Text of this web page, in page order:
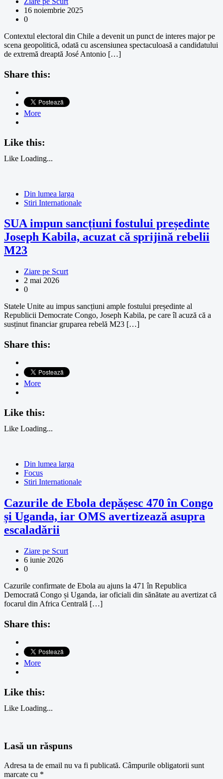
16 noiembrie 2025
0
Contextul electoral din Chile a devenit un punct de interes major pe
scena geopolitică, odată cu ascensiunea spectaculoasă a candidatului
de extremă dreaptă José Antonio […]
Share this:
More
Like this:
Like Loading...
Din lumea larga
Stiri Internationale
SUA impun sancțiuni fostului președinte
Joseph Kabila, acuzat că sprijină rebelii
M23
Ziare pe Scurt
2 mai 2026
0
Statele Unite au impus sancțiuni ample fostului președinte al
Republicii Democrate Congo, Joseph Kabila, pe care îl acuză că a
susținut financiar gruparea rebelă M23 […]
Share this:
More
Like this:
Like Loading...
Din lumea larga
Focus
Stiri Internationale
Cazurile de Ebola depășesc 470 în Congo
și Uganda, iar OMS avertizează asupra
escaladării
Ziare pe Scurt
6 iunie 2026
0
Cazurile confirmate de Ebola au ajuns la 471 în Republica
Democrată Congo și Uganda, iar oficiali din sănătate au avertizat că
focarul din Africa Centrală […]
Share this:
More
Like this:
Like Loading...
Lasă un răspuns
Adresa ta de email nu va fi publicată. Câmpurile obligatorii sunt
marcate cu *